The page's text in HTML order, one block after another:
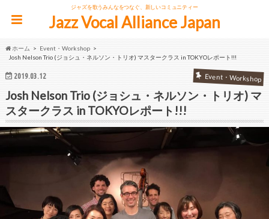
ジャズを歌うみんなをつなぐ、新しいコミュニティー
Jazz Vocal Alliance Japan
ホーム
Event・Workshop
Josh Nelson Trio (ジョシュ・ネルソン・トリオ) マスタークラス in TOKYOレポート!!!
2019.03.12 Event・Workshop
Josh Nelson Trio (ジョシュ・ネルソン・トリオ) マ
スタークラス in TOKYOレポート!!!